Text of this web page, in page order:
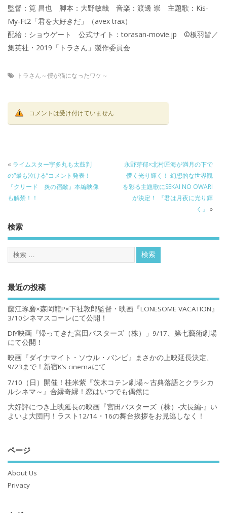
監督：筧 昌也 脚本：大野敏哉 音楽：渡邊 崇 主題歌：Kis-
My-Ft2「君を大好きだ」（avex trax）
配給：ショウゲート 公式サイト：torasan-movie.jp ©板羽皆／
集英社・2019「トラさん」製作委員会
トラさん～僕が猫になったワケ～
コメントは受け付けていません
« ライムスター宇多丸も太鼓判
の“最も泣ける”コメント発表！
『クリード 炎の宿敵』本編映像
も解禁！！
永野芽郁×北村匠海が満月の下で
儚く光り輝く！ 幻想的な世界観
を彩る主題歌にSEKAI NO OWARI
が決定！ 『君は月夜に光り輝
く』 »
検索
最近の投稿
藤江琢磨×森岡龍P×下社敦郎監督・映画『LONESOME VACATION』
3/10シネマスコーレにて公開！
DIY映画『帰ってきた宮田バスターズ（株）」9/17、第七藝術劇場
にて公開！
映画『ダイナマイト・ソウル・バンビ』まさかの上映延長決定、
9/23まで！新宿K’s cinemaにて
7/10（日）開催！桂米紫『茨木コテン劇場～古典落語とクラシカ
ルシネマ～』合縁奇縁！恋はいつでも偶然に
大好評につき上映延長の映画『宮田バスターズ（株）-大長編-』い
よいよ大団円！ラスト12/14・16の舞台挨拶をお見逃しなく！
ページ
About Us
Privacy